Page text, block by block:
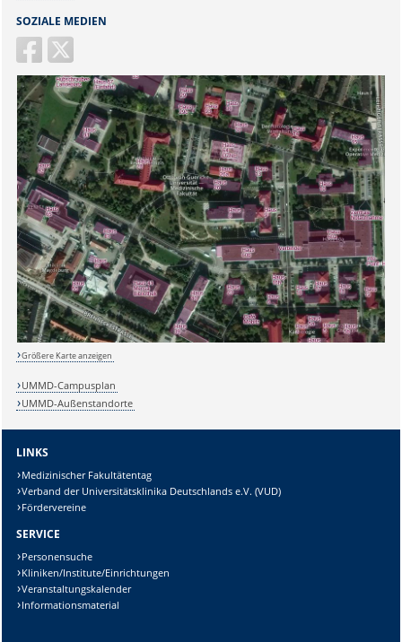
Sicherheitsabfrage:
Lösung:
SOZIALE MEDIEN
Größere Karte anzeigen
UMMD-Campusplan
UMMD-Außenstandorte
LINKS
Medizinischer Fakultätentag
Verband der Universitätsklinika Deutschlands e.V. (VUD)
Fördervereine
SERVICE
Personensuche
Kliniken/Institute/Einrichtungen
Veranstaltungskalender
Informationsmaterial